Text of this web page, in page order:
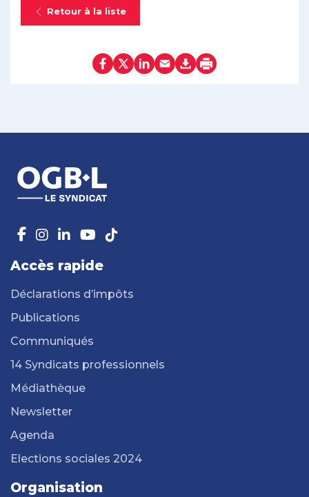
Retour à la liste
Accès rapide
Déclarations d’impôts
Publications
Communiqués
14 Syndicats professionnels
Médiathèque
Newsletter
Agenda
Elections sociales 2024
Organisation